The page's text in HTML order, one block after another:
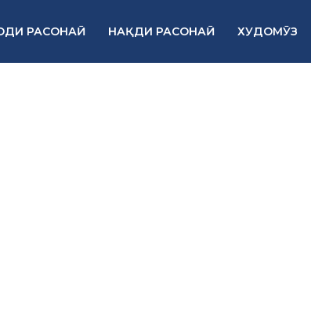
РАСОНАӢ НАҚДИ РАСОНАӢ ХУДОМӮЗ